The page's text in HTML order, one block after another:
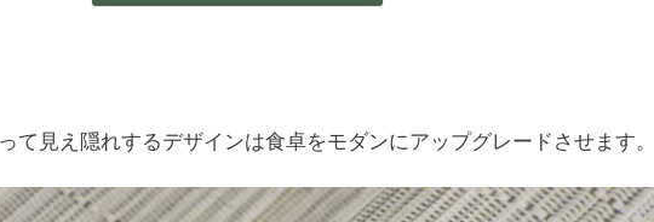
って見え隠れするデザインは食卓をモダンにアップグレードさせ